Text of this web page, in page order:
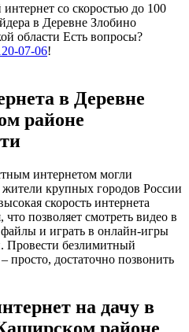
со скоростью до 100
в Деревне Злобино
области Есть вопросы?
07-06!
в Деревне
районе
интернетом могли
жители крупных городов России
скорость интернета
позволяет смотреть видео в
файлы и играть в онлайн-игры
Провести безлимитный
просто, достаточно позвонить
на дачу в
районе